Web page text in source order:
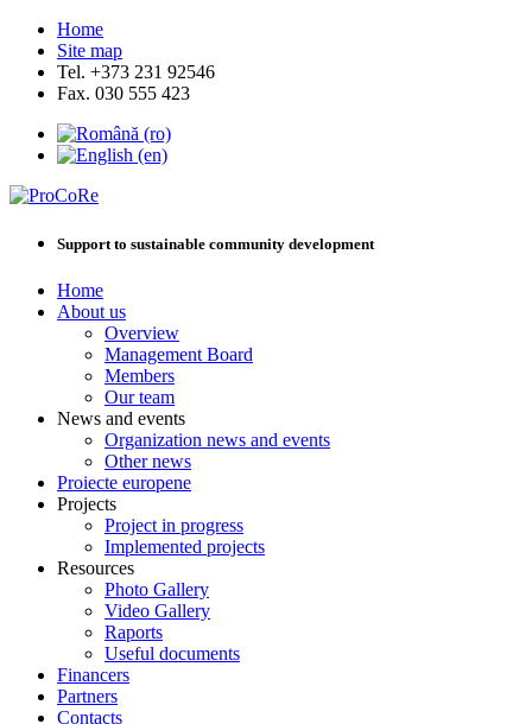
Home
Site map
Tel. +373 231 92546
Fax. 030 555 423
Support to sustainable community development
Home
About us
Overview
Management Board
Members
Our team
News and events
Organization news and events
Other news
Proiecte europene
Projects
Project in progress
Implemented projects
Resources
Photo Gallery
Video Gallery
Raports
Useful documents
Financers
Partners
Contacts